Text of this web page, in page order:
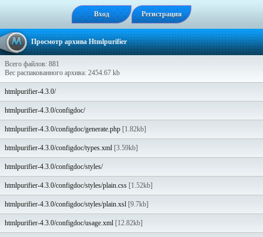
Вход Регистрация
Просмотр архива Htmlpurifier
Всего файлов: 881
Вес распакованного архива: 2454.67 kb
htmlpurifier-4.3.0/
htmlpurifier-4.3.0/configdoc/
htmlpurifier-4.3.0/configdoc/generate.php [1.82kb]
htmlpurifier-4.3.0/configdoc/types.xml [3.59kb]
htmlpurifier-4.3.0/configdoc/styles/
htmlpurifier-4.3.0/configdoc/styles/plain.css [1.52kb]
htmlpurifier-4.3.0/configdoc/styles/plain.xsl [9.7kb]
htmlpurifier-4.3.0/configdoc/usage.xml [12.82kb]